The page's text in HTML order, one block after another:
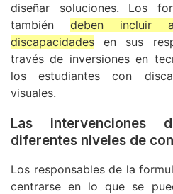
diseñar soluciones. Los
también deben incluir
discapacidades en sus
través de inversiones en
los estudiantes con
visuales.
Las intervenciones
diferentes niveles de
Los responsables de la
centrarse en lo que se